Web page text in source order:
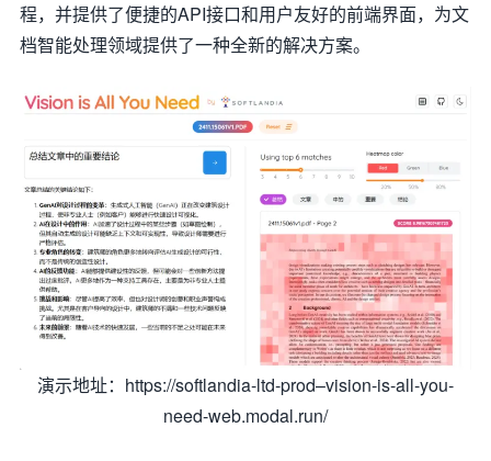
程，并提供了便捷的API接口和用户友好的前端界面，为文
档智能处理领域提供了一种全新的解决方案。
演示地址：https://softlandia-ltd-prod–vision-is-all-you-
need-web.modal.run/